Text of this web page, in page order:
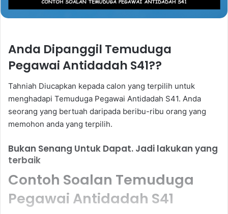
Anda Dipanggil Temuduga
Pegawai Antidadah S41??
Tahniah Diucapkan kepada calon yang terpilih untuk
menghadapi Temuduga Pegawai Antidadah S41. Anda
seorang yang bertuah daripada beribu-ribu orang yang
memohon anda yang terpilih.
Bukan Senang Untuk Dapat. Jadi lakukan yang
terbaik
Contoh Soalan Temuduga
Pegawai Antidadah S41